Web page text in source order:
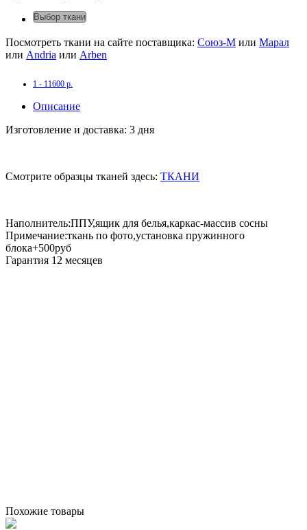
Выбор ткани
Посмотреть ткани на сайте поставщика: Союз-М или Марал
или Andria или Arben
1 - 11600 р.
Описание
Изготовление и доставка: 3 дня
Смотрите образцы тканей здесь: ТКАНИ
Наполнитель:ППУ,ящик для белья,каркас-массив сосны
Примечание:ткань по фото,установка пружинного
блока+500руб
Гарантия 12 месяцев
Похожие товары